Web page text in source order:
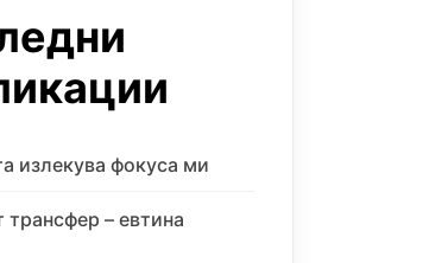
излекува фокуса ми
трансфер – евтина